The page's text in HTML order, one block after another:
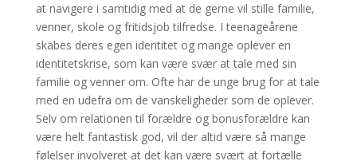
at navigere i samtidig med at de gerne vil stille familie,
venner, skole og fritidsjob tilfredse. I teenageårene
skabes deres egen identitet og mange oplever en
identitetskrise, som kan være svær at tale med sin
familie og venner om. Ofte har de unge brug for at tale
med en udefra om de vanskeligheder som de oplever.
Selv om relationen til forældre og bonusforældre kan
være helt fantastisk god, vil der altid være så mange
følelser involveret at det kan være svært at fortælle